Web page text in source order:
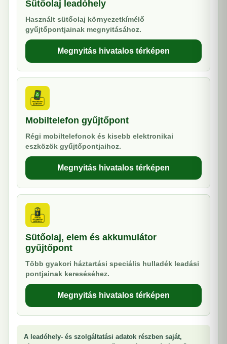
Sütőolaj leadóhely
Használt sütőolaj környezetkímélő
gyűjtőpontjainak megnyitásához.
Megnyitás hivatalos térképen
Mobiltelefon gyűjtőpont
Régi mobiltelefonok és kisebb elektronikai
eszközök gyűjtőpontjaihoz.
Megnyitás hivatalos térképen
Sütőolaj, elem és akkumulátor
gyűjtőpont
Több gyakori háztartási speciális hulladék leadási
pontjainak kereséséhez.
Megnyitás hivatalos térképen
A leadóhely- és szolgáltatási adatok részben saját,